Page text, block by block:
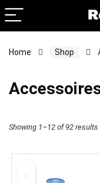
Home Shop
Showing 1–12 of 92 results